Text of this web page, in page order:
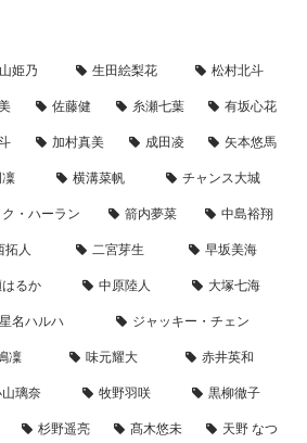
姫乃 生田絵梨花
松村北斗
佐藤健 糸瀬七葉
有坂心花
加村真美 成田凌
矢本悠馬
横溝菜帆
チャンス大城
・ハーラン 箭内夢菜
中島裕翔
拓人 二宮芽生
早坂美海
るか 中原陸人
大塚七海
星名ハルハ
ジャッキー・チェン
凜 味元耀大
赤井英和
璃奈 牧野羽咲
黒柳徹子
杉野遥亮 髙木悠未
天野 なつ